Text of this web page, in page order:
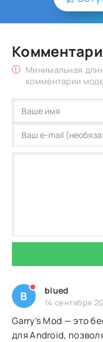
Минимальная
комментарии
B blued
14 сентября
Garry’s Mod — это
для Android,